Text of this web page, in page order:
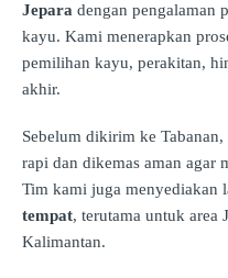
Jepara dengan pengalaman
kayu. Kami menerapkan
pemilihan kayu, perakitan,
akhir.
Sebelum dikirim ke
rapi dan dikemas aman agar
Tim kami juga menyediakan
tempat, terutama untuk area
Kalimantan.